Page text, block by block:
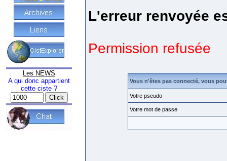
Les NEWS
A qui donc appartient
cette ciste ?
L'erreur renvoyée
Permission refusée
Vous n'êtes pas connecté, vous
Votre pseudo
Votre mot de passe